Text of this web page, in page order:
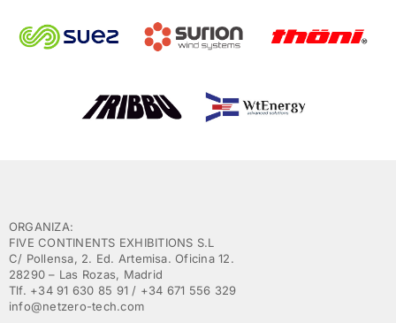
ORGANIZA:
FIVE CONTINENTS EXHIBITIONS S.L
C/ Pollensa, 2. Ed. Artemisa. Oficina 12.
28290 – Las Rozas, Madrid
Tlf. +34 91 630 85 91 / +34 671 556 329
info@netzero-tech.com